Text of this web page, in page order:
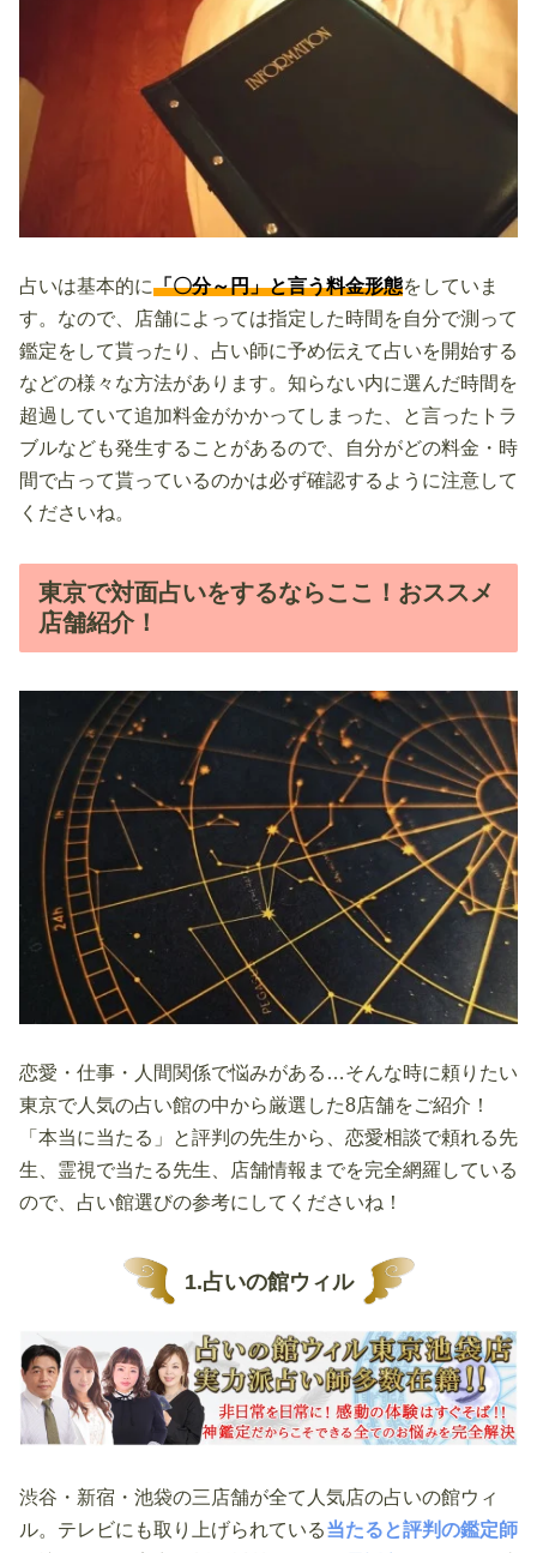
占いは基本的に「〇分～円」と言う料金形態をしていま
す。なので、店舗によっては指定した時間を自分で測って
鑑定をして貰ったり、占い師に予め伝えて占いを開始する
などの様々な方法があります。知らない内に選んだ時間を
超過していて追加料金がかかってしまった、と言ったトラ
ブルなども発生することがあるので、自分がどの料金・時
間で占って貰っているのかは必ず確認するように注意して
くださいね。
東京で対面占いをするならここ！おススメ
店舗紹介！
恋愛・仕事・人間関係で悩みがある…そんな時に頼りたい
東京で人気の占い館の中から厳選した8店舗をご紹介！
「本当に当たる」と評判の先生から、恋愛相談で頼れる先
生、霊視で当たる先生、店舗情報までを完全網羅している
ので、占い館選びの参考にしてくださいね！
1.占いの館ウィル
渋谷・新宿・池袋の三店舗が全て人気店の占いの館ウィ
ル。テレビにも取り上げられている当たると評判の鑑定師